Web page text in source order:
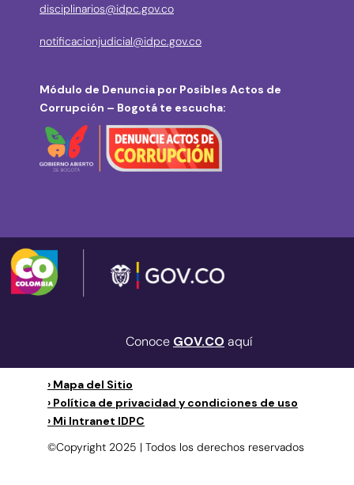
disciplinarios@idpc.gov.co
notificacionjudicial@idpc.gov.co
Módulo de Denuncia por Posibles Actos de
Corrupción – Bogotá te escucha:
Conoce GOV.CO aquí
› Mapa del Sitio
› Política de privacidad y condiciones de uso
› Mi Intranet IDPC
©Copyright 2025 | Todos los derechos reservados